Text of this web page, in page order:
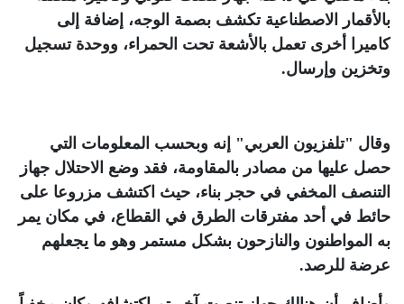
بالأقمار الاصطناعية تكشف بصمة الوجه، إضافة إلى
كاميرا أخرى تعمل بالأشعة تحت الحمراء، ووحدة تسجيل
وتخزين وإرسال.
وقال "تلفزيون العربي" إنه وبحسب المعلومات التي
حصل عليها من مصادر بالمقاومة، فقد وضع الاحتلال جهاز
التنصف المخفي في حجر بناء، حيث اكتشف مزروعا على
حائط في أحد مفترقات الطرق في القطاع، في مكان يمر
به المواطنون والنازحون بشكل مستمر وهو ما يجعلهم
عرضة للرصد.